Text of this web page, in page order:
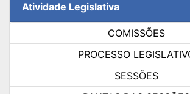
Atividade Legislativa
COMISSÕES
PROCESSO
SESSÕES